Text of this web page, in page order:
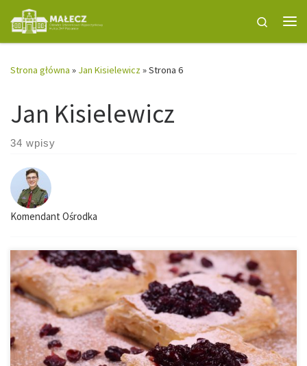
Przejdź do treści
Search
Strona główna » Jan Kisielewicz»Strona 6
Jan Kisielewicz
34 wpisy
Komendant Ośrodka
W czasie hufcowych obchodów Dnia Myśli Braterskiej odbyła się
kolejna akcja mająca na celu zebranie środków na nasz ośrodek.
Komenda Hufca ZHP Pabianice przygotowała 9 ciast oraz pizzę,
którą wszyscy goście mogli nabyć za dowolną kwotę. Każdy
uczestnik obchodów mógł sam ocenić umiejętności kulinarne